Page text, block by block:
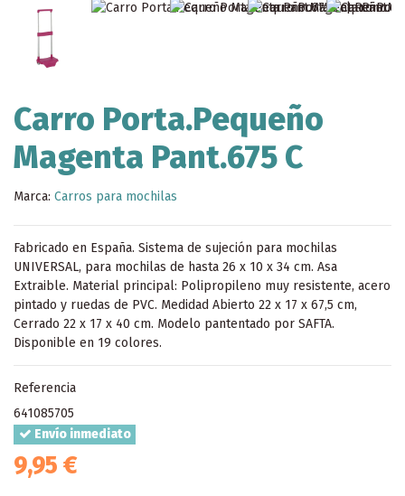
Carro Porta.Pequeño
Magenta Pant.675 C
Marca: Carros para mochilas
Fabricado en España. Sistema de sujeción para mochilas
UNIVERSAL, para mochilas de hasta 26 x 10 x 34 cm. Asa
Extraible. Material principal: Polipropileno muy resistente, acero
pintado y ruedas de PVC. Medidad Abierto 22 x 17 x 67,5 cm,
Cerrado 22 x 17 x 40 cm. Modelo pantentado por SAFTA.
Disponible en 19 colores.
Referencia
641085705
Envío inmediato
9,95 €